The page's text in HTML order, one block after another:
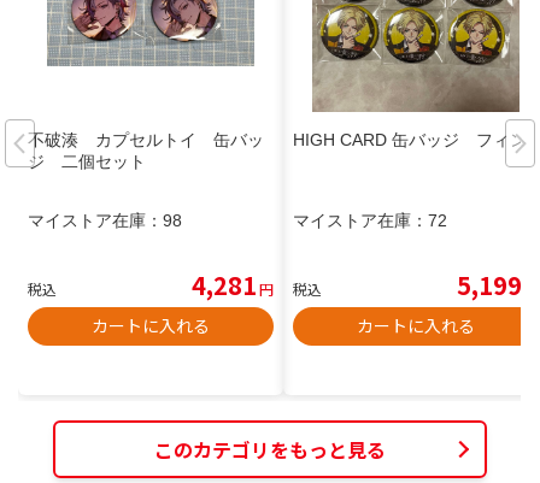
不破湊 カプセルトイ 缶バッ
ジ 二個セット
マイストア在庫： 98
税込 4,281円
カートに入れる
HIGH CARD 缶バッジ フィン
マイストア在庫： 72
税込 5,199
カートに入れる
このカテゴリをもっと見る